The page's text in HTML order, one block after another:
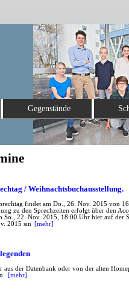
Gegenstände
/ Weihnachtsbuchausstellung.
findet am Do., 26. Nov. 2015 von
zu den Sprechzeiten erfolgt über den
So., 22. Nov. 2015, 18:00 Uhr hier auf der
2015 sin
[mehr]
aus der Datenbank oder von der alten
[mehr]